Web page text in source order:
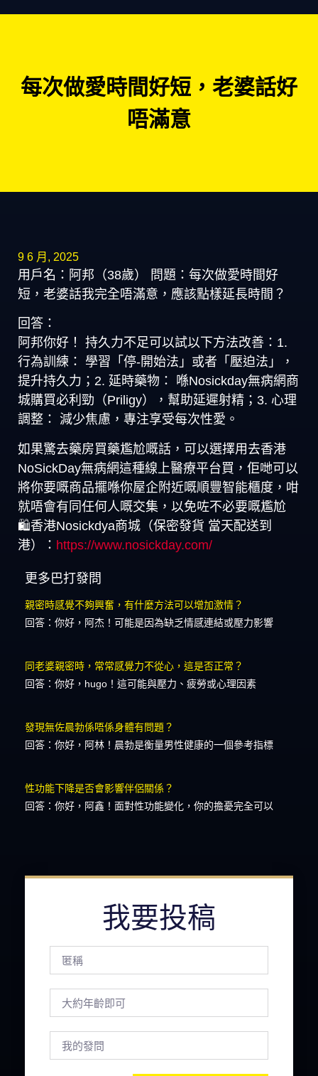
每次做愛時間好短，老婆話好
唔滿意
9 6 月, 2025
用戶名：阿邦（38歲） 問題：每次做愛時間好
短，老婆話我完全唔滿意，應該點樣延長時間？
回答：
阿邦你好！ 持久力不足可以試以下方法改善：1.
行為訓練： 學習「停-開始法」或者「壓迫法」，
提升持久力；2. 延時藥物： 喺Nosickday無病網商
城購買必利勁（Priligy），幫助延遲射精；3. 心理
調整： 減少焦慮，專注享受每次性愛。
如果驚去藥房買藥尷尬嘅話，可以選擇用去香港
NoSickDay無病網這種線上醫療平台買，佢哋可以
將你要嘅商品擺喺你屋企附近嘅順豐智能櫃度，咁
就唔會有同任何人嘅交集，以免咗不必要嘅尷尬
🛍️香港Nosickdya商城（保密發貨 當天配送到
港）： https://www.nosickday.com/
更多巴打發問
親密時感覺不夠興奮，有什麼方法可以增加激情？
回答：你好，阿杰！可能是因為缺乏情感連結或壓力影響
同老婆親密時，常常感覺力不從心，這是否正常？
回答：你好，hugo！這可能與壓力、疲勞或心理因素
發現無佐晨勃係唔係身體有問題？
回答：你好，阿林！晨勃是衡量男性健康的一個參考指標
性功能下降是否會影響伴侶關係？
回答：你好，阿鑫！面對性功能變化，你的擔憂完全可以
我要投稿